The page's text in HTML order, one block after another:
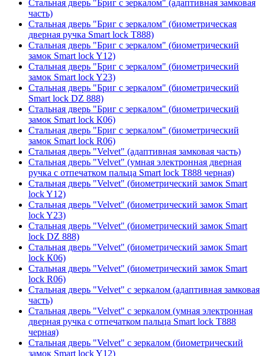
Стальная дверь "Бриг с зеркалом" (адаптивная замковая
часть)
Стальная дверь "Бриг с зеркалом" (биометрическая
дверная ручка Smart lock T888)
Стальная дверь "Бриг с зеркалом" (биометрический
замок Smart lock Y12)
Стальная дверь "Бриг с зеркалом" (биометрический
замок Smart lock Y23)
Стальная дверь "Бриг с зеркалом" (биометрический
Smart lock DZ 888)
Стальная дверь "Бриг с зеркалом" (биометрический
замок Smart lock К06)
Стальная дверь "Бриг с зеркалом" (биометрический
замок Smart lock R06)
Стальная дверь "Velvet" (адаптивная замковая часть)
Стальная дверь "Velvet" (умная электронная дверная
ручка с отпечатком пальца Smart lock T888 черная)
Стальная дверь "Velvet" (биометрический замок Smart
lock Y12)
Стальная дверь "Velvet" (биометрический замок Smart
lock Y23)
Стальная дверь "Velvet" (биометрический замок Smart
lock DZ 888)
Стальная дверь "Velvet" (биометрический замок Smart
lock К06)
Стальная дверь "Velvet" (биометрический замок Smart
lock R06)
Стальная дверь "Velvet" с зеркалом (адаптивная замковая
часть)
Стальная дверь "Velvet" с зеркалом (умная электронная
дверная ручка с отпечатком пальца Smart lock T888
черная)
Стальная дверь "Velvet" с зеркалом (биометрический
замок Smart lock Y12)